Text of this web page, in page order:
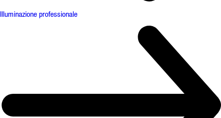
Illuminazione professionale